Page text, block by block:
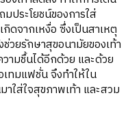
ประโยชน์ของการใส่
ดจากเหงื่อ ซึ่งเป็นสาเหตุ
วยรักษาสุขอนามัยของเท้า
ามชื้นได้อีกด้วย และด้วย
เทมแฟชั่น จึงทำให้ใน
ใส่ใจสุขภาพเท้า และสวม